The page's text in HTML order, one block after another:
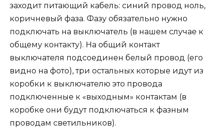
заходит питающий кабель: синий провод ноль,
коричневый фаза. Фазу обязательно нужно
подключать на выключатель (в нашем случае к
общему контакту). На общий контакт
выключателя подсоединен белый провод (его
видно на фото), три остальных которые идут из
коробки к выключателю это провода
подключенные к «выходным» контактам (в
коробке они будут подключаться к фазным
проводам светильников).